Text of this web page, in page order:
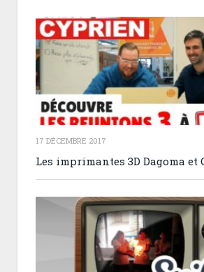
17 DÉCEMBRE 2017
Les imprimantes 3D Dagoma et